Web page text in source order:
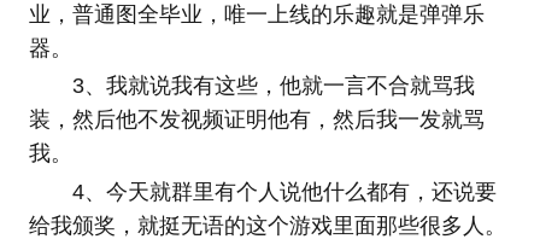
业，普通图全毕业，唯一上线的乐趣就是弹弹乐
器。
3、我就说我有这些，他就一言不合就骂我
装，然后他不发视频证明他有，然后我一发就骂
我。
4、今天就群里有个人说他什么都有，还说要
给我颁奖，就挺无语的这个游戏里面那些很多人。